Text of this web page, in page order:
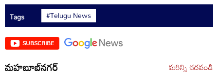
Tags #Telugu News
SUBSCRIBE
మహబూబ్‌నగర్ మరిన్ని చదవండి